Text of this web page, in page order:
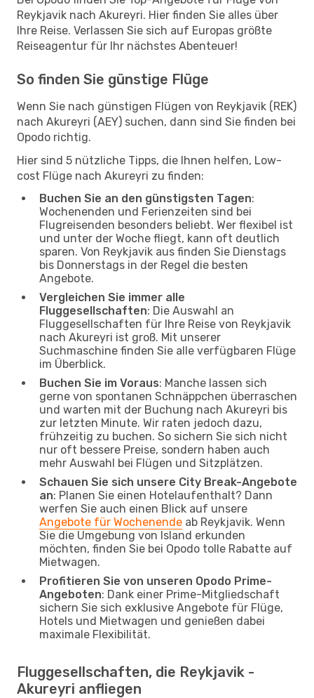
Reykjavik nach Akureyri. Hier finden Sie alles über
Ihre Reise. Verlassen Sie sich auf Europas größte
Reiseagentur für Ihr nächstes Abenteuer!
So finden Sie günstige Flüge
Wenn Sie nach günstigen Flügen von Reykjavik (REK)
nach Akureyri (AEY) suchen, dann sind Sie finden bei
Opodo richtig.
Hier sind 5 nützliche Tipps, die Ihnen helfen, Low-
cost Flüge nach Akureyri zu finden:
Buchen Sie an den günstigsten Tagen:
Wochenenden und Ferienzeiten sind bei
Flugreisenden besonders beliebt. Wer flexibel ist
und unter der Woche fliegt, kann oft deutlich
sparen. Von Reykjavik aus finden Sie Dienstags
bis Donnerstags in der Regel die besten
Angebote.
Vergleichen Sie immer alle
Fluggesellschaften: Die Auswahl an
Fluggesellschaften für Ihre Reise von Reykjavik
nach Akureyri ist groß. Mit unserer
Suchmaschine finden Sie alle verfügbaren Flüge
im Überblick.
Buchen Sie im Voraus: Manche lassen sich
gerne von spontanen Schnäppchen überraschen
und warten mit der Buchung nach Akureyri bis
zur letzten Minute. Wir raten jedoch dazu,
frühzeitig zu buchen. So sichern Sie sich nicht
nur oft bessere Preise, sondern haben auch
mehr Auswahl bei Flügen und Sitzplätzen.
Schauen Sie sich unsere City Break-Angebote
an: Planen Sie einen Hotelaufenthalt? Dann
werfen Sie auch einen Blick auf unsere
Angebote für Wochenende ab Reykjavik. Wenn
Sie die Umgebung von Island erkunden
möchten, finden Sie bei Opodo tolle Rabatte auf
Mietwagen.
Profitieren Sie von unseren Opodo Prime-
Angeboten: Dank einer Prime-Mitgliedschaft
sichern Sie sich exklusive Angebote für Flüge,
Hotels und Mietwagen und genießen dabei
maximale Flexibilität.
Fluggesellschaften, die Reykjavik -
Akureyri anfliegen